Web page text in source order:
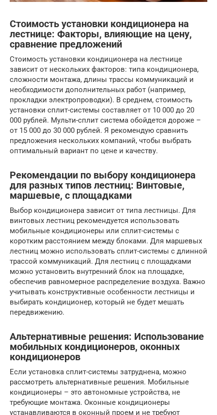
Стоимость установки кондиционера на
лестнице: Факторы, влияющие на цену,
сравнение предложений
Стоимость установки кондиционера на лестнице
зависит от нескольких факторов: типа кондиционера,
сложности монтажа, длины трассы коммуникаций и
необходимости дополнительных работ (например,
прокладки электропроводки). В среднем, стоимость
установки сплит-системы составляет от 10 000 до 20
000 рублей. Мульти-сплит система обойдется дороже –
от 15 000 до 30 000 рублей. Я рекомендую сравнить
предложения нескольких компаний, чтобы выбрать
оптимальный вариант по цене и качеству.
Рекомендации по выбору кондиционера
для разных типов лестниц: Винтовые,
маршевые, с площадками
Выбор кондиционера зависит от типа лестницы. Для
винтовых лестниц рекомендуется использовать
мобильные кондиционеры или сплит-системы с
коротким расстоянием между блоками. Для маршевых
лестниц можно использовать сплит-системы с длинной
трассой коммуникаций. Для лестниц с площадками
можно установить внутренний блок на площадке,
обеспечив равномерное распределение воздуха. Важно
учитывать конструктивные особенности лестницы и
выбирать кондиционер, который не будет мешать
передвижению.
Альтернативные решения: Использование
мобильных кондиционеров, оконных
кондиционеров
Если установка сплит-системы затруднена, можно
рассмотреть альтернативные решения. Мобильные
кондиционеры – это автономные устройства, не
требующие монтажа. Оконные кондиционеры
устанавливаются в оконный проем и не требуют